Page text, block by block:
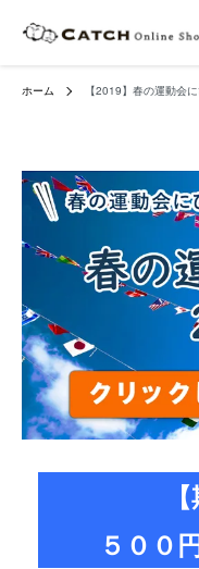
ホーム 【2019】春の運動会
５００